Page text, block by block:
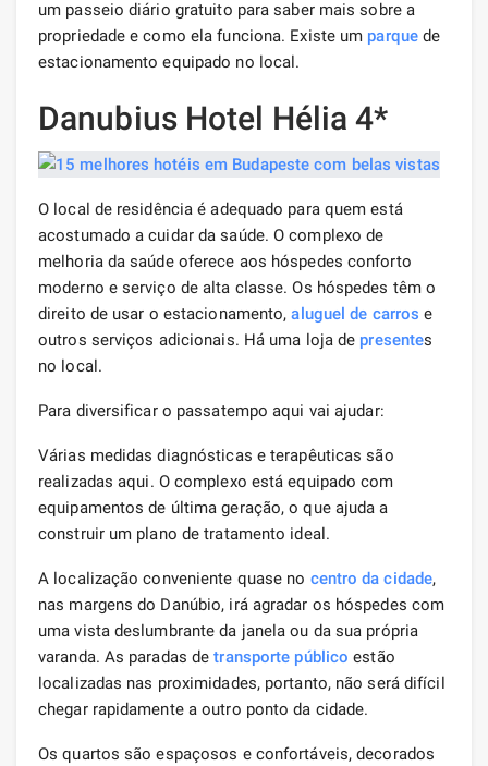
um passeio diário gratuito para saber mais sobre a
propriedade e como ela funciona. Existe um parquede
estacionamento equipado no local.
Danubius Hotel Hélia 4*
O local de residência é adequado para quem está
acostumado a cuidar da saúde. O complexo de
melhoria da saúde oferece aos hóspedes conforto
moderno e serviço de alta classe. Os hóspedes têm o
direito de usar o estacionamento,aluguel de carros e
outros serviços adicionais. Há uma loja de presentes
no local.
Para diversificar o passatempo aqui vai ajudar:
Várias medidas diagnósticas e terapêuticas são
realizadas aqui. O complexo está equipado com
equipamentos de última geração, o que ajuda a
construir um plano de tratamento ideal.
A localização conveniente quase no centro da cidade,
nas margens do Danúbio, irá agradar os hóspedes com
uma vista deslumbrante da janela ou da sua própria
varanda. As paradas detransporte público estão
localizadas nas proximidades, portanto, não será difícil
chegar rapidamente a outro ponto da cidade.
Os quartos são espaçosos e confortáveis, decorados